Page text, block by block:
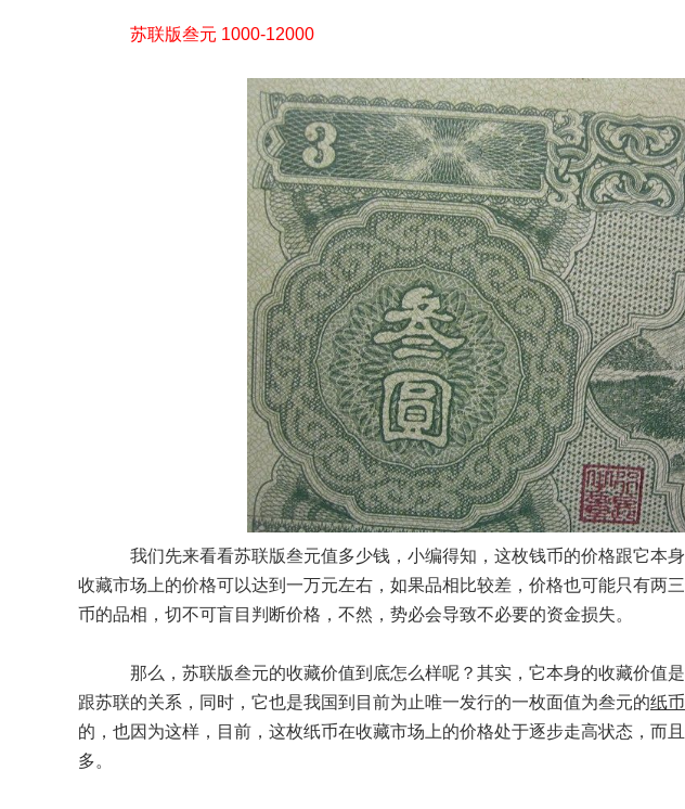
苏联版叁元 1000-12000
我们先来看看苏联版叁元值多少钱，小编得知，这枚钱币的价格跟它本
收藏市场上的价格可以达到一万元左右，如果品相比较差，价格也可能只有两
币的品相，切不可盲目判断价格，不然，势必会导致不必要的资金损失。
那么，苏联版叁元的收藏价值到底怎么样呢？其实，它本身的收藏价值
跟苏联的关系，同时，它也是我国到目前为止唯一发行的一枚面值为叁元的纸币
的，也因为这样，目前，这枚纸币在收藏市场上的价格处于逐步走高状态，而
多。